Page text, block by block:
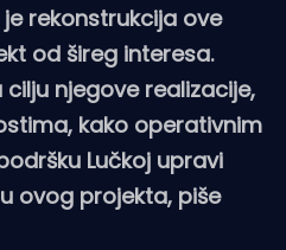
rekonstrukcija ove
od šireg interesa.
njegove realizacije,
kako operativnim
Lučkoj upravi
ovog projekta, piše